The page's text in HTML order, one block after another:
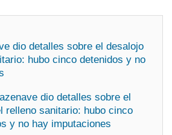
dio detalles sobre el desalojo
hubo cinco detenidos y no